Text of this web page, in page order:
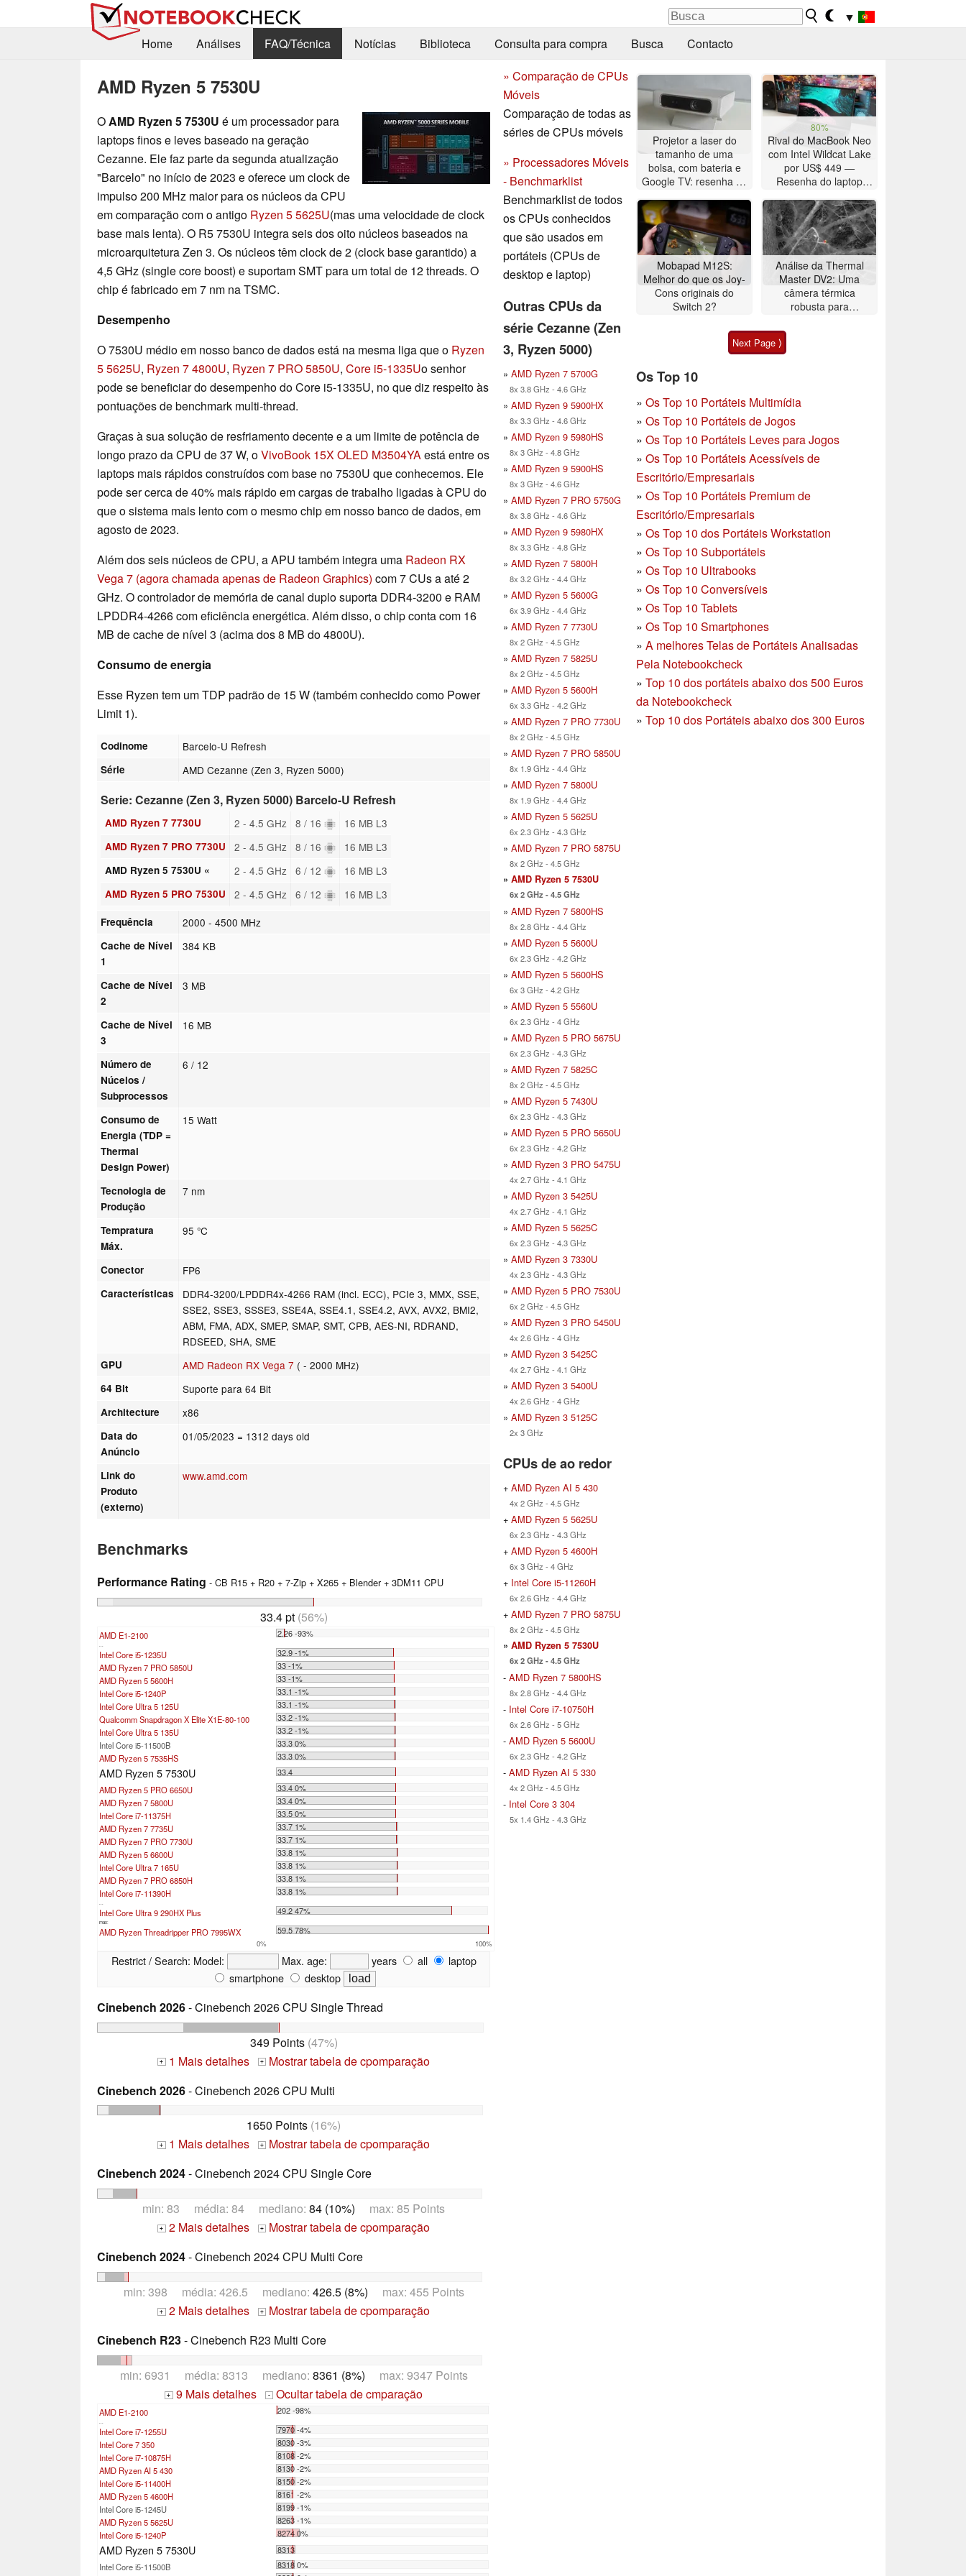
▼
Home
Análises FAQ/Técnica Notícias Biblioteca Consulta para compra Busca Contacto
AMD Ryzen 5 7530U
OAMD Ryzen 5 7530U é um processador para
laptops finos e leves baseado na geração
Cezanne. Ele faz parte da segunda atualização
"Barcelo" no início de 2023 e oferece um clock de
impulso 200 MHz maior para os núcleos da CPU
em comparação com o antigo Ryzen 5 5625U(mas uma velocidade de clock
base mais lenta). O R5 7530U integra seis dos oito núcleos baseados na
microarquitetura Zen 3. Os núcleos têm clock de 2 (clock base garantido) a
4,5 GHz (single core boost) e suportam SMT para um total de 12 threads. O
chip é fabricado em 7 nm na TSMC.
Desempenho
O 7530U médio em nosso banco de dados está na mesma liga que o Ryzen
5 5625U, Ryzen 7 4800U, Ryzen 7 PRO 5850U, Core i5-1335Uo senhor
pode se beneficiar do desempenho do Core i5-1335U, no que diz respeito às
pontuações de benchmark multi-thread.
Graças à sua solução de resfriamento decente e a um limite de potência de
longo prazo da CPU de 37 W, oVivoBook 15X OLED M3504YAestá entre os
laptops mais rápidos construídos com base no 7530U que conhecemos. Ele
pode ser cerca de 40% mais rápido em cargas de trabalho ligadas à CPU do
que o sistema mais lento com o mesmo chip em nosso banco de dados, em
agosto de 2023.
Além dos seis núcleos de CPU, a APU também integra uma Radeon RX
Vega 7 (agora chamada apenas de Radeon Graphics) com 7 CUs a até 2
GHz. O controlador de memória de canal duplo suporta DDR4-3200 e RAM
LPDDR4-4266 com eficiência energética. Além disso, o chip conta com 16
MB de cache de nível 3 (acima dos 8 MB do 4800U).
Consumo de energia
Esse Ryzen tem um TDP padrão de 15 W (também conhecido como Power
Limit 1).
Codinome Barcelo-U Refresh
Série AMD Cezanne (Zen 3, Ryzen 5000)
Serie: Cezanne (Zen 3, Ryzen 5000) Barcelo-U Refresh
AMD Ryzen 7 7730U 2 - 4.5 GHz 8 / 16 16 MB L3
AMD Ryzen 7 PRO 7730U 2 - 4.5 GHz 8 / 16 16 MB L3
AMD Ryzen 5 7530U « 2 - 4.5 GHz 6 / 12 16 MB L3
AMD Ryzen 5 PRO 7530U 2 - 4.5 GHz 6 / 12 16 MB L3
Frequência 2000 - 4500 MHz
Cache de Nível
1
384 KB
Cache de Nível
2
3 MB
Cache de Nível
3
16 MB
Número de
Núcelos /
Subprocessos
6 / 12
Consumo de
Energia (TDP =
Thermal
Design Power)
15 Watt
Tecnologia de
Produção
7 nm
Tempratura
Máx.
95 °C
Conector FP6
Características
DDR4-3200/LPDDR4x-4266 RAM (incl. ECC), PCIe 3, MMX, SSE,
SSE2, SSE3, SSSE3, SSE4A, SSE4.1, SSE4.2, AVX, AVX2, BMI2,
ABM, FMA, ADX, SMEP, SMAP, SMT, CPB, AES-NI, RDRAND,
RDSEED, SHA, SME
GPU AMD Radeon RX Vega 7 ( - 2000 MHz)
64 Bit Suporte para 64 Bit
Architecture x86
Data do
Anúncio
01/05/2023 = 1312 days old
Link do
Produto
(externo)
www.amd.com
Benchmarks
Performance Rating - CB R15 + R20 + 7-Zip + X265 + Blender + 3DM11 CPU
33.4 pt(56%)
AMD E1-2100 2.26 -93%
Intel Core i5-1235U
32.9 -1%
AMD Ryzen 7 PRO 5850U
33 -1%
AMD Ryzen 5 5600H
33 -1%
Intel Core i5-1240P
33.1 -1%
Intel Core Ultra 5 125U
33.1 -1%
Qualcomm Snapdragon X Elite X1E-80-100
33.2 -1%
Intel Core Ultra 5 135U
33.2 -1%
Intel Core i5-11500B
33.3 0%
AMD Ryzen 5 7535HS
33.3 0%
AMD Ryzen 5 7530U
33.4
AMD Ryzen 5 PRO 6650U
33.4 0%
AMD Ryzen 7 5800U
33.4 0%
Intel Core i7-11375H
33.5 0%
AMD Ryzen 7 7735U
33.7 1%
AMD Ryzen 7 PRO 7730U
33.7 1%
AMD Ryzen 5 6600U
33.8 1%
Intel Core Ultra 7 165U
33.8 1%
AMD Ryzen 7 PRO 6850H
33.8 1%
Intel Core i7-11390H
33.8 1%
Intel Core Ultra 9 290HX Plus 49.2 47%
max:
AMD Ryzen Threadripper PRO 7995WX 59.5 78%
0% 100%
Restrict / Search: Model: Max. age: years all
laptop
smartphone
desktop
Cinebench 2026- Cinebench 2026 CPU Single Thread
349 Points(47%)
+ 1 Mais detalhes +
Mostrar tabela de cpomparação
Cinebench 2026- Cinebench 2026 CPU Multi
1650 Points (16%)
+ 1 Mais detalhes +
Mostrar tabela de cpomparação
Cinebench 2024- Cinebench 2024 CPU Single Core
min: 83 média: 84 mediano: 84 (10%) max: 85 Points
+ 2 Mais detalhes +
Mostrar tabela de cpomparação
Cinebench 2024- Cinebench 2024 CPU Multi Core
min: 398 média: 426.5 mediano: 426.5 (8%) max: 455 Points
+ 2 Mais detalhes +
Mostrar tabela de cpomparação
Cinebench R23- Cinebench R23 Multi Core
min: 6931 média: 8313 mediano: 8361 (8%) max: 9347 Points
+ 9 Mais detalhes - Ocultar tabela de cmparação
AMD E1-2100 202 -98%
Intel Core i7-1255U
7970 -4%
Intel Core 7 350
8030 -3%
Intel Core i7-10875H
8108 -2%
AMD Ryzen AI 5 430
8130 -2%
Intel Core i5-11400H
8150 -2%
AMD Ryzen 5 4600H
8161 -2%
Intel Core i5-1245U
8199 -1%
AMD Ryzen 5 5625U
8263 -1%
Intel Core i5-1240P
8274 0%
AMD Ryzen 5 7530U
8313
Intel Core i5-11500B
8318 0%
» Comparação de CPUs
Móveis
Comparação de todas as
séries de CPUs móveis
» Processadores Móveis
- Benchmarklist
Benchmarklist de todos
os CPUs conhecidos
que são usados em
portáteis (CPUs de
desktop e laptop)
Outras CPUs da
série Cezanne (Zen
3, Ryzen 5000)
» AMD Ryzen 7 5700G
8x 3.8 GHz - 4.6 GHz
» AMD Ryzen 9 5900HX
8x 3.3 GHz - 4.6 GHz
» AMD Ryzen 9 5980HS
8x 3 GHz - 4.8 GHz
» AMD Ryzen 9 5900HS
8x 3 GHz - 4.6 GHz
» AMD Ryzen 7 PRO 5750G
8x 3.8 GHz - 4.6 GHz
» AMD Ryzen 9 5980HX
8x 3.3 GHz - 4.8 GHz
» AMD Ryzen 7 5800H
8x 3.2 GHz - 4.4 GHz
» AMD Ryzen 5 5600G
6x 3.9 GHz - 4.4 GHz
» AMD Ryzen 7 7730U
8x 2 GHz - 4.5 GHz
» AMD Ryzen 7 5825U
8x 2 GHz - 4.5 GHz
» AMD Ryzen 5 5600H
6x 3.3 GHz - 4.2 GHz
» AMD Ryzen 7 PRO 7730U
8x 2 GHz - 4.5 GHz
» AMD Ryzen 7 PRO 5850U
8x 1.9 GHz - 4.4 GHz
» AMD Ryzen 7 5800U
8x 1.9 GHz - 4.4 GHz
» AMD Ryzen 5 5625U
6x 2.3 GHz - 4.3 GHz
» AMD Ryzen 7 PRO 5875U
8x 2 GHz - 4.5 GHz
» AMD Ryzen 5 7530U
6x 2 GHz - 4.5 GHz
» AMD Ryzen 7 5800HS
8x 2.8 GHz - 4.4 GHz
» AMD Ryzen 5 5600U
6x 2.3 GHz - 4.2 GHz
» AMD Ryzen 5 5600HS
6x 3 GHz - 4.2 GHz
» AMD Ryzen 5 5560U
6x 2.3 GHz - 4 GHz
» AMD Ryzen 5 PRO 5675U
6x 2.3 GHz - 4.3 GHz
» AMD Ryzen 7 5825C
8x 2 GHz - 4.5 GHz
» AMD Ryzen 5 7430U
6x 2.3 GHz - 4.3 GHz
» AMD Ryzen 5 PRO 5650U
6x 2.3 GHz - 4.2 GHz
» AMD Ryzen 3 PRO 5475U
4x 2.7 GHz - 4.1 GHz
» AMD Ryzen 3 5425U
4x 2.7 GHz - 4.1 GHz
» AMD Ryzen 5 5625C
6x 2.3 GHz - 4.3 GHz
» AMD Ryzen 3 7330U
4x 2.3 GHz - 4.3 GHz
» AMD Ryzen 5 PRO 7530U
6x 2 GHz - 4.5 GHz
» AMD Ryzen 3 PRO 5450U
4x 2.6 GHz - 4 GHz
» AMD Ryzen 3 5425C
4x 2.7 GHz - 4.1 GHz
» AMD Ryzen 3 5400U
4x 2.6 GHz - 4 GHz
» AMD Ryzen 3 5125C
2x 3 GHz
CPUs de ao redor
+ AMD Ryzen AI 5 430
4x 2 GHz - 4.5 GHz
+ AMD Ryzen 5 5625U
6x 2.3 GHz - 4.3 GHz
+ AMD Ryzen 5 4600H
6x 3 GHz - 4 GHz
+ Intel Core i5-11260H
6x 2.6 GHz - 4.4 GHz
+ AMD Ryzen 7 PRO 5875U
8x 2 GHz - 4.5 GHz
» AMD Ryzen 5 7530U
6x 2 GHz - 4.5 GHz
- AMD Ryzen 7 5800HS
8x 2.8 GHz - 4.4 GHz
- Intel Core i7-10750H
6x 2.6 GHz - 5 GHz
- AMD Ryzen 5 5600U
6x 2.3 GHz - 4.2 GHz
- AMD Ryzen AI 5 330
4x 2 GHz - 4.5 GHz
- Intel Core 3 304
5x 1.4 GHz - 4.3 GHz
Projetor a laser do
tamanho de uma
bolsa, com bateria e
Google TV: resenha do
80%
Rival do MacBook Neo
com Intel Wildcat Lake
por US$ 449 —
Resenha do laptop
Mobapad M12S:
Melhor do que os Joy-
Cons originais do
Switch 2?
Análise da Thermal
Master DV2: Uma
câmera térmica
robusta para
pássaros com tela
sensível ao toque de 5
Next Page ⟩
Os Top 10
» Os Top 10 Portáteis Multimídia
» Os Top 10 Portáteis de Jogos
» Os Top 10 Portáteis Leves para Jogos
» Os Top 10 Portáteis Acessíveis de
Escritório/Empresariais
» Os Top 10 Portáteis Premium de
Escritório/Empresariais
» Os Top 10 dos Portáteis Workstation
» Os Top 10 Subportáteis
» Os Top 10 Ultrabooks
» Os Top 10 Conversíveis
» Os Top 10 Tablets
» Os Top 10 Smartphones
» A melhores Telas de Portáteis Analisadas
Pela Notebookcheck
» Top 10 dos portáteis abaixo dos 500 Euros
da Notebookcheck
» Top 10 dos Portáteis abaixo dos 300 Euros